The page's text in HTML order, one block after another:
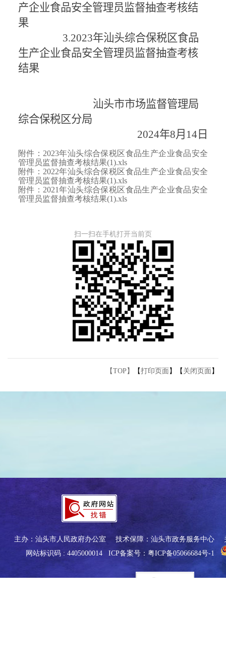
产企业食品安全管理员监督抽查考核结
果
3.2023年汕头综合保税区食品
生产企业食品安全管理员监督抽查考核
结果
汕头市市场监督管理局
综合保税区分局
2024年8月 14日
附件：2023年汕头综合保税区食品生产企业食品安全
管理员监督抽查考核结果(1).xls
附件：2022年汕头综合保税区食品生产企业食品安全
管理员监督抽查考核结果(1).xls
附件：2021年汕头综合保税区食品生产企业食品安全
管理员监督抽查考核结果(1).xls
扫一扫在手机打开当前页
【TOP】 【打印页面 】【 关闭页面 】
主办：汕头市人民政府办公室 技术保障：汕头市政务服务中心
网站标识码 : 4405000014 ICP备案号：粤ICP备05066684号-1